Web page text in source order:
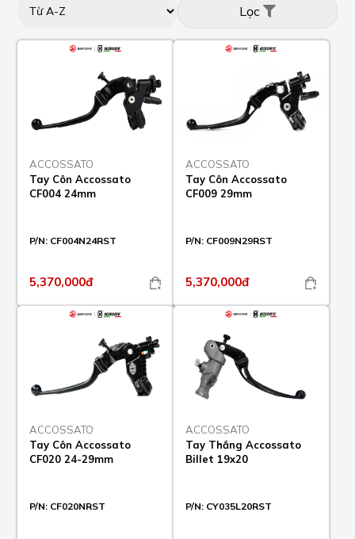
Lọc
ACCOSSATO
Tay Côn Accossato
CF004 24mm
P/N: CF004N24RST
5,370,000đ
ACCOSSATO
Tay Côn Accossato
CF009 29mm
P/N: CF009N29RST
5,370,000đ
ACCOSSATO
Tay Côn Accossato
CF020 24-29mm
P/N: CF020NRST
ACCOSSATO
Tay Thắng Accossato
Billet 19x20
P/N: CY035L20RST